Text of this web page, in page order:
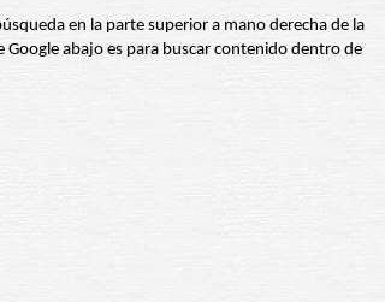
en la parte superior a mano derecha de la
abajo es para buscar contenido dentro de